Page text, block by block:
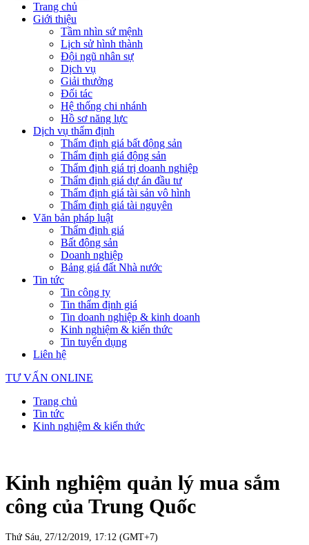
Trang chủ
Giới thiệu
Tầm nhìn sứ mệnh
Lịch sử hình thành
Đội ngũ nhân sự
Dịch vụ
Giải thưởng
Đối tác
Hệ thống chi nhánh
Hồ sơ năng lực
Dịch vụ thẩm định
Thẩm định giá bất động sản
Thẩm định giá động sản
Thẩm định giá trị doanh nghiệp
Thẩm định giá dự án đầu tư
Thẩm định giá tài sản vô hình
Thẩm định giá tài nguyên
Văn bản pháp luật
Thẩm định giá
Bất động sản
Doanh nghiệp
Bảng giá đất Nhà nước
Tin tức
Tin công ty
Tin thẩm định giá
Tin doanh nghiệp & kinh doanh
Kinh nghiệm & kiến thức
Tin tuyển dụng
Liên hệ
TƯ VẤN ONLINE
Trang chủ
Tin tức
Kinh nghiệm & kiến thức
Kinh nghiệm quản lý mua sắm
công của Trung Quốc
Thứ Sáu, 27/12/2019, 17:12 (GMT+7)